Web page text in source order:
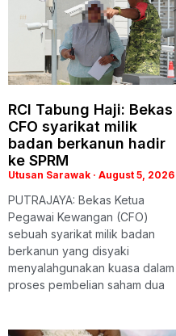
RCI Tabung Haji: Bekas
CFO syarikat milik
badan berkanun hadir
ke SPRM
Utusan Sarawak August 5, 2026
PUTRAJAYA: Bekas Ketua
Pegawai Kewangan (CFO)
sebuah syarikat milik badan
berkanun yang disyaki
menyalahgunakan kuasa dalam
proses pembelian saham dua